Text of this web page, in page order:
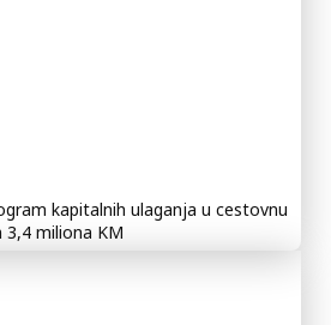
kapitalnih ulaganja u cestovnu
miliona KM